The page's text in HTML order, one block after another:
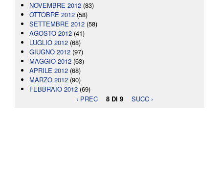
NOVEMBRE 2012 (83)
OTTOBRE 2012 (58)
SETTEMBRE 2012 (58)
AGOSTO 2012 (41)
LUGLIO 2012 (68)
GIUGNO 2012 (97)
MAGGIO 2012 (63)
APRILE 2012 (68)
MARZO 2012 (90)
FEBBRAIO 2012 (69)
‹ PREC
8 DI 9 SUCC ›